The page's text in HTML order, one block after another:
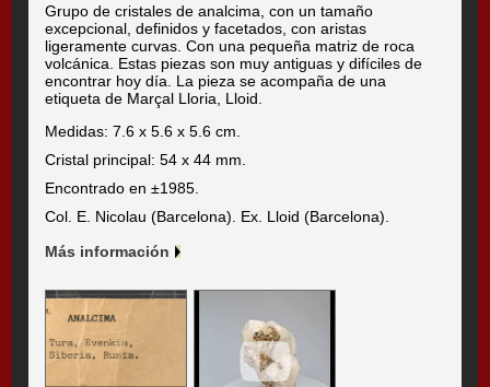
Grupo de cristales de analcima, con un tamaño
excepcional, definidos y facetados, con aristas
ligeramente curvas. Con una pequeña matriz de roca
volcánica. Estas piezas son muy antiguas y difíciles de
encontrar hoy día. La pieza se acompaña de una
etiqueta de Marçal Lloria, Lloid.
Medidas: 7.6 x 5.6 x 5.6 cm.
Cristal principal: 54 x 44 mm.
Encontrado en ±1985.
Col. E. Nicolau (Barcelona). Ex. Lloid (Barcelona).
Más información